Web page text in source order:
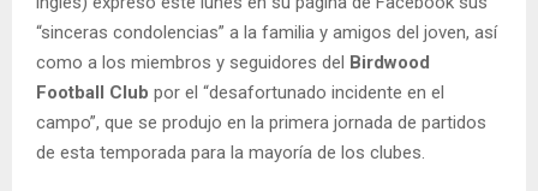
“sinceras condolencias” a la familia y amigos del joven, así
como a los miembros y seguidores del
Birdwood
Football Club por el “desafortunado incidente en el
campo”, que se produjo en la primera jornada de partidos
de esta temporada para la mayoría de los clubes.